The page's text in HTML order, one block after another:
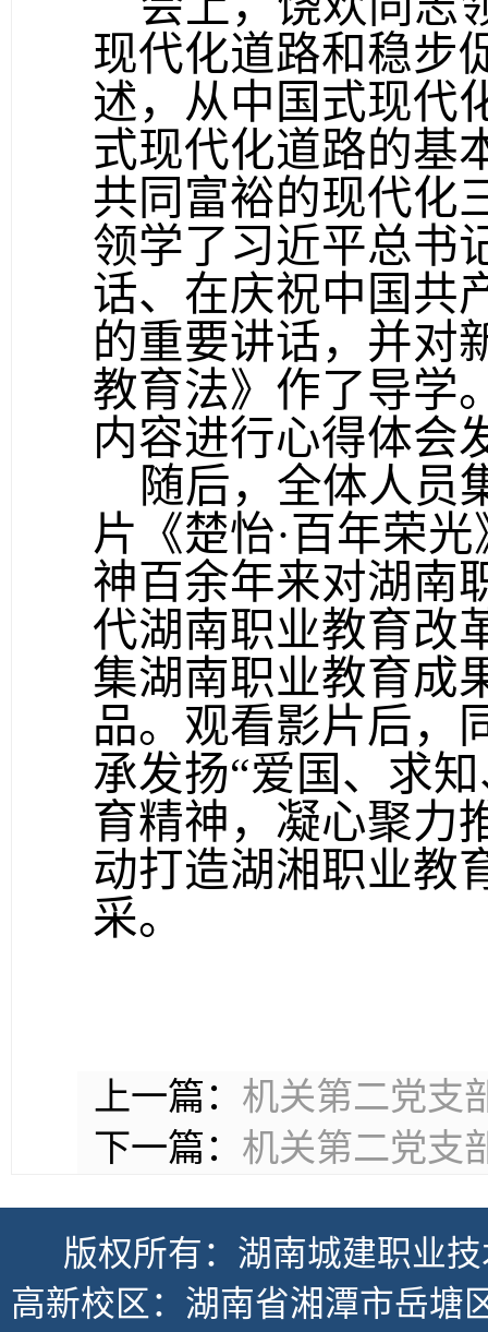
现代化道路和稳步
述，从中国式现代
式现代化道路的基
共同富裕的现代化
领学了习近平总书
话、在庆祝中国共
的重要讲话，并对
教育法》作了导学
内容进行心得体会
随后，全体人员
片《楚怡·百年荣
神百余年来对湖南
代湖南职业教育改
集湖南职业教育成
品。观看影片后，
承发扬“爱国、求
育精神，凝心聚力
动打造湖湘职业教
采。
上一篇： 机关第二党支
下一篇： 机关第二党支
版权所有：湖南城建职业
高新校区：湖南省湘潭市岳